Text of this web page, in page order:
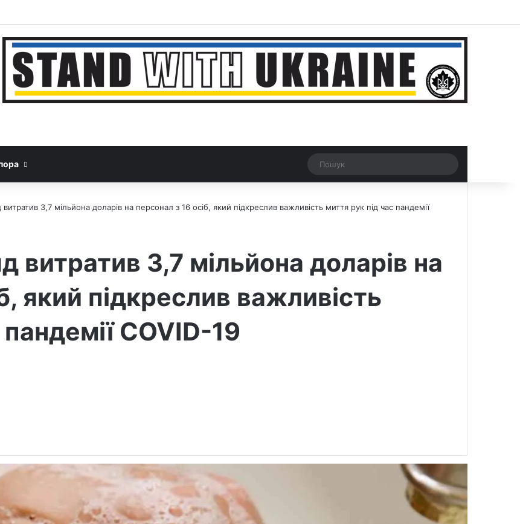
Google News
Threads
Рандомна новина
Switch skin
3,7 мільйона доларів на персонал з 16 осіб, який підкреслив важливість миття рук під час пандемії
витратив 3,7 мільйона доларів на
який підкреслив важливість
COVID-19